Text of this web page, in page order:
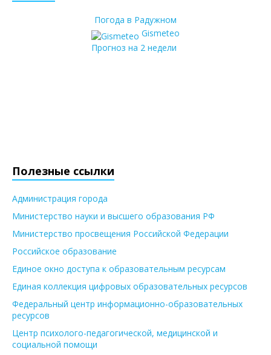
Погода в Радужном
Gismeteo
Прогноз на 2 недели
Полезные ссылки
Администрация города
Министерство науки и высшего образования РФ
Министерство просвещения Российской Федерации
Российское образование
Единое окно доступа к образовательным ресурсам
Единая коллекция цифровых образовательных ресурсов
Федеральный центр информационно-образовательных
ресурсов
Центр психолого-педагогической, медицинской и
социальной помощи